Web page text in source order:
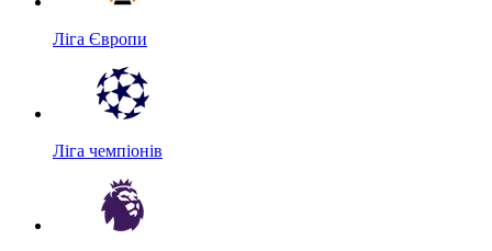
Ліга Європи
Ліга чемпіонів